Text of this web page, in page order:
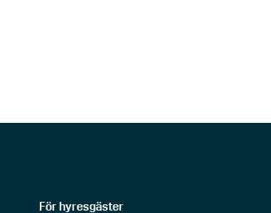
För hyresgäster